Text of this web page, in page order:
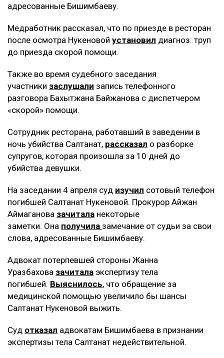
адресованные Бишимбаеву.
Медработник рассказал, что по приезде в ресторан
после осмотра Нукеновой установил диагноз: труп
до приезда скорой помощи.
Также во время судебного заседания
участники заслушали запись телефонного
разговора Бахытжана Байжанова с диспетчером
«скорой» помощи.
Сотрудник ресторана, работавший в заведении в
ночь убийства Салтанат, рассказал о разборке
супругов, которая произошла за 10 дней до
убийства девушки.
На заседании 4 апреля суд изучил сотовый телефон
погибшей Салтанат Нукеновой. Прокурор Айжан
Аймаганова зачитала некоторые
заметки. Она получила замечание от судьи за свои
слова, адресованные Бишимбаеву.
Адвокат потерпевшей стороны Жанна
Уразбахова зачитала экспертизу тела
погибшей. Выяснилось, что обращение за
медицинской помощью увеличило бы шансы
Салтанат Нукеновой выжить.
Суд отказал адвокатам Бишимбаева в признании
экспертизы тела Салтанат недействительной.